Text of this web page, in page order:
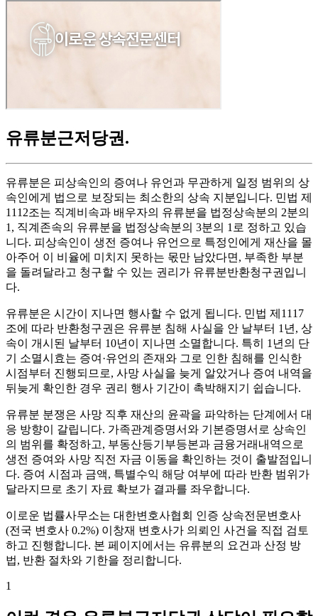
유류분근저당권 .
유류분은 피상속인의 증여나 유언과 무관하게 일정 범위의 상
속인에게 법으로 보장되는 최소한의 상속 지분입니다. 민법 제
1112조는 직계비속과 배우자의 유류분을 법정상속분의 2분의
1, 직계존속의 유류분을 법정상속분의 3분의 1로 정하고 있습
니다. 피상속인이 생전 증여나 유언으로 특정인에게 재산을 몰
아주어 이 비율에 미치지 못하는 몫만 남았다면, 부족한 부분
을 돌려달라고 청구할 수 있는 권리가 유류분반환청구권입니
다.
유류분은 시간이 지나면 행사할 수 없게 됩니다. 민법 제1117
조에 따라 반환청구권은 유류분 침해 사실을 안 날부터 1년, 상
속이 개시된 날부터 10년이 지나면 소멸합니다. 특히 1년의 단
기 소멸시효는 증여·유언의 존재와 그로 인한 침해를 인식한
시점부터 진행되므로, 사망 사실을 늦게 알았거나 증여 내역을
뒤늦게 확인한 경우 권리 행사 기간이 촉박해지기 쉽습니다.
유류분 분쟁은 사망 직후 재산의 윤곽을 파악하는 단계에서 대
응 방향이 갈립니다. 가족관계증명서와 기본증명서로 상속인
의 범위를 확정하고, 부동산등기부등본과 금융거래내역으로
생전 증여와 사망 직전 자금 이동을 확인하는 것이 출발점입니
다. 증여 시점과 금액, 특별수익 해당 여부에 따라 반환 범위가
달라지므로 초기 자료 확보가 결과를 좌우합니다.
이로운 법률사무소는 대한변호사협회 인증 상속전문변호사
(전국 변호사 0.2%) 이창재 변호사가 의뢰인 사건을 직접 검토
하고 진행합니다. 본 페이지에서는 유류분의 요건과 산정 방
법, 반환 절차와 기한을 정리합니다.
1